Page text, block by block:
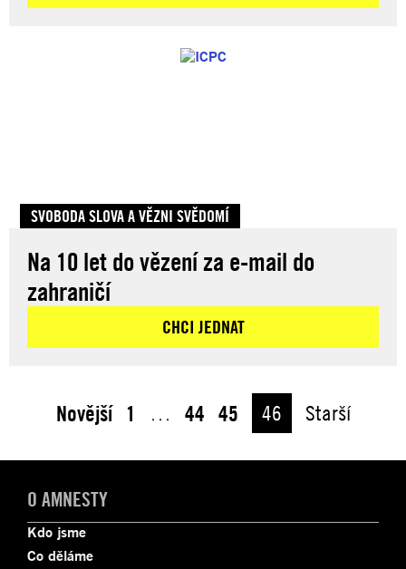
SVOBODA SLOVA A VĚZNI SVĚDOMÍ
Na 10 let do vězení za e-mail do
zahraničí
CHCI JEDNAT
Novější 1 … 44 45 46 Starší
O AMNESTY
Kdo jsme
Co děláme